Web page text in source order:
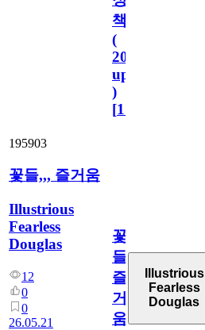
책
(
2023.11.1
update
)
[110
195903
꽃들,,, 즐거움
Illustrious
Fearless
Douglas
12
0
0
26.05.21
꽃
들,,,
즐
거
움
Illustrious
Fearless
Douglas